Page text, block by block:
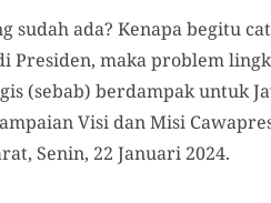
sudah ada? Kenapa begitu
maka problem
(sebab) berdampak untuk
Visi dan Misi
Senin, 22 Januari 2024.